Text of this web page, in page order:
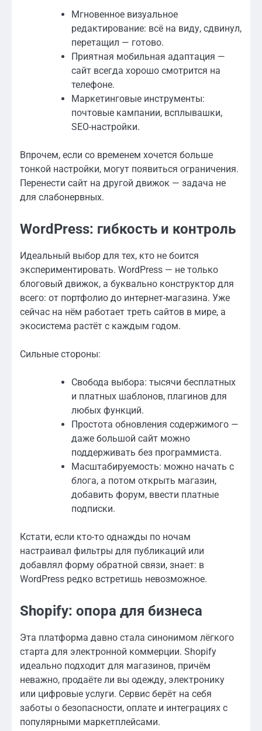
Мгновенное визуальное
редактирование: всё на виду, сдвинул,
перетащил — готово.
Приятная мобильная адаптация —
сайт всегда хорошо смотрится на
телефоне.
Маркетинговые инструменты:
почтовые кампании, всплывашки,
SEO-настройки.
Впрочем, если со временем хочется больше
тонкой настройки, могут появиться ограничения.
Перенести сайт на другой движок — задача не
для слабонервных.
WordPress: гибкость и контроль
Идеальный выбор для тех, кто не боится
экспериментировать. WordPress — не только
блоговый движок, а буквально конструктор для
всего: от портфолио до интернет-магазина. Уже
сейчас на нём работает треть сайтов в мире, а
экосистема растёт с каждым годом.
Сильные стороны:
Свобода выбора: тысячи бесплатных
и платных шаблонов, плагинов для
любых функций.
Простота обновления содержимого —
даже большой сайт можно
поддерживать без программиста.
Масштабируемость: можно начать с
блога, а потом открыть магазин,
добавить форум, ввести платные
подписки.
Кстати, если кто-то однажды по ночам
настраивал фильтры для публикаций или
добавлял форму обратной связи, знает: в
WordPress редко встретишь невозможное.
Shopify: опора для бизнеса
Эта платформа давно стала синонимом лёгкого
старта для электронной коммерции. Shopify
идеально подходит для магазинов, причём
неважно, продаёте ли вы одежду, электронику
или цифровые услуги. Сервис берёт на себя
заботы о безопасности, оплате и интеграциях с
популярными маркетплейсами.